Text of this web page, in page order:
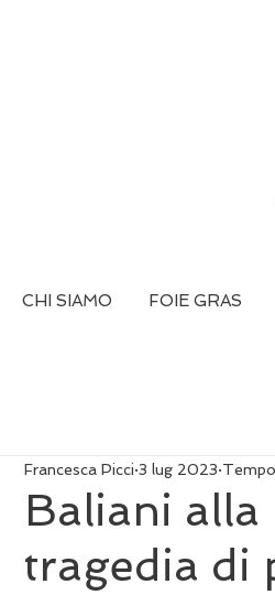
CHI SIAMO FOIE GRAS
Baliani alla
tragedia di
Francesca Picci 3 lug 2023